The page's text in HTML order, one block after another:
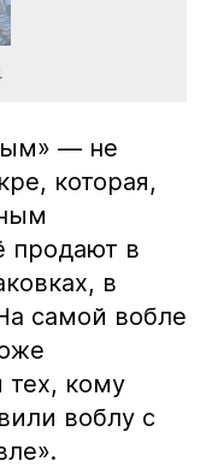
— не
которая,
продают в
в
самой вобле
тех, кому
воблу с